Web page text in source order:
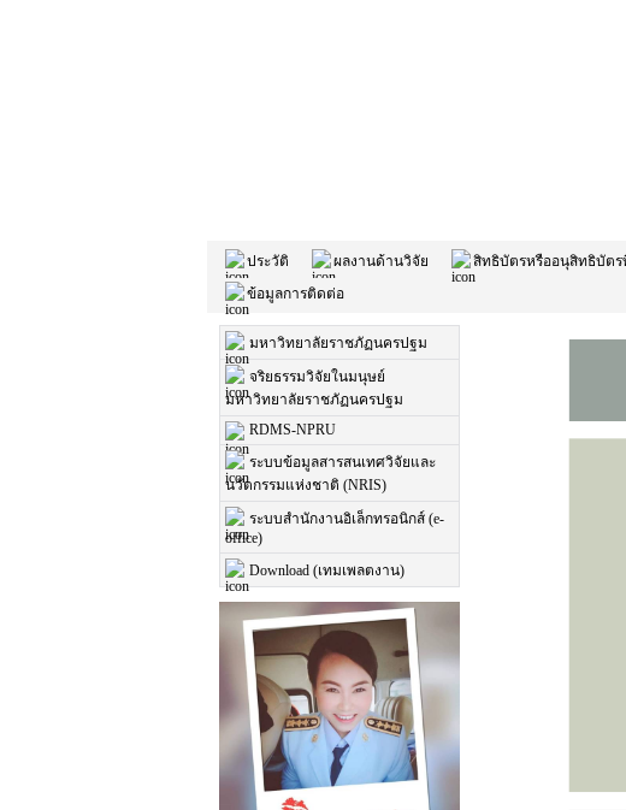
ประวัติ ผลงานด้านวิจัย สิทธิบัตรหรืออนุสิทธิบัต
ข้อมูลการติดต่อ
มหาวิทยาลัยราชภัฏนครปฐม
จริยธรรมวิจัยในมนุษย์
มหาวิทยาลัยราชภัฏนครปฐม
RDMS-NPRU
ระบบข้อมูลสารสนเทศวิจัยและ
นวัตกรรมแห่งชาติ (NRIS)
ระบบสำนักงานอิเล็กทรอนิกส์ (e-
office)
Download (เทมเพลตงาน)